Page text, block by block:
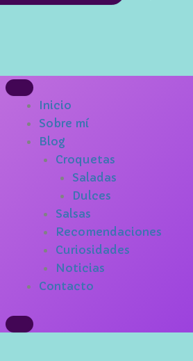
Inicio
Sobre mí
Blog
Croquetas
Saladas
Dulces
Salsas
Recomendaciones
Curiosidades
Noticias
Contacto